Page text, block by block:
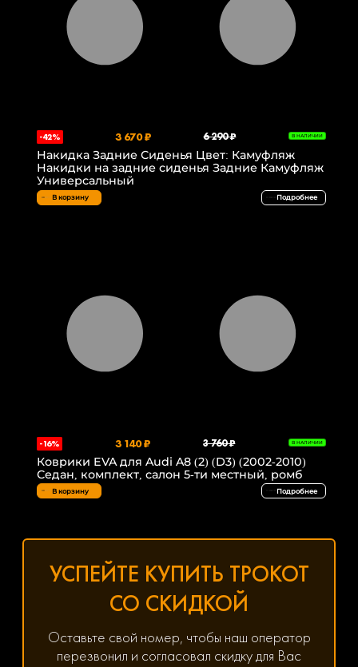
-42% 3 670 ₽ 6 290 ₽ В НАЛИЧИИ
Накидка Задние Сиденья Цвет: Камуфляж
Накидки на задние сиденья Задние Камуфляж
Универсальный
В корзину Подробнее
-16% 3 140 ₽ 3 760 ₽ В НАЛИЧИИ
Коврики EVA для Audi A8 (2) (D3) (2002-2010)
Седан, комплект, салон 5-ти местный, ромб
В корзину Подробнее
УСПЕЙТЕ КУПИТЬ ТРОКОТ
СО СКИДКОЙ
Оставьте свой номер, чтобы наш оператор
перезвонил и согласовал скидку для Вас